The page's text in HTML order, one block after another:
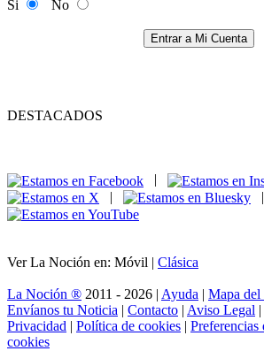
Si
No
Entrar a Mi Cuenta
DESTACADOS
|
Ver La Noción en: Móvil | Clásica
La Noción ® 2011 - 2026 | Ayuda | Mapa del
Envíanos tu Noticia | Contacto | Aviso Legal |
Privacidad | Política de cookies | Preferencias
cookies